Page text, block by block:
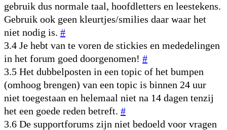
gebruik dus normale taal, hoofdletters en leestekens.
Gebruik ook geen kleurtjes/smilies daar waar het
niet nodig is. #
3.4 Je hebt van te voren de stickies en mededelingen
in het forum goed doorgenomen! #
3.5 Het dubbelposten in een topic of het bumpen
(omhoog brengen) van een topic is binnen 24 uur
niet toegestaan en helemaal niet na 14 dagen tenzij
het een goede reden betreft. #
3.6 De supportforums zijn niet bedoeld voor vragen